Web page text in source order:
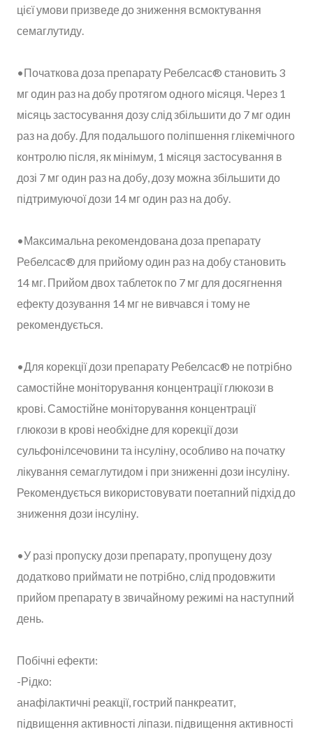
цієї умови призведе до зниження всмоктування
семаглутиду.
•Початкова доза препарату Ребелсас® становить 3
мг один раз на добу протягом одного місяця. Через 1
місяць застосування дозу слід збільшити до 7 мг один
раз на добу. Для подальшого поліпшення глікемічного
контролю після, як мінімум, 1 місяця застосування в
дозі 7 мг один раз на добу, дозу можна збільшити до
підтримуючої дози 14 мг один раз на добу.
•Максимальна рекомендована доза препарату
Ребелсас® для прийому один раз на добу становить
14 мг. Прийом двох таблеток по 7 мг для досягнення
ефекту дозування 14 мг не вивчався і тому не
рекомендується.
•Для корекції дози препарату Ребелсас® не потрібно
самостійне моніторування концентрації глюкози в
крові. Самостійне моніторування концентрації
глюкози в крові необхідне для корекції дози
сульфонілсечовини та інсуліну, особливо на початку
лікування семаглутидом і при зниженні дози інсуліну.
Рекомендується використовувати поетапний підхід до
зниження дози інсуліну.
•У разі пропуску дози препарату, пропущену дозу
додатково приймати не потрібно, слід продовжити
прийом препарату в звичайному режимі на наступний
день.
Побічні ефекти:
-Рідко:
анафілактичні реакції, гострий панкреатит,
підвищення активності ліпази. підвищення активності